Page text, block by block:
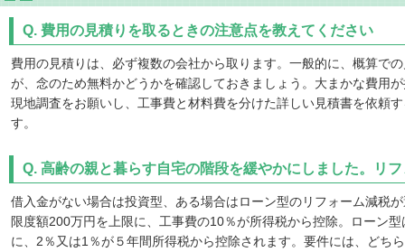
Q. 費用の見積りを取るときの注意点を教えてください
費用の見積りは、必ず複数の会社から取ります。一般的に、概算で
が、念のため無料かどうかを確認しておきましょう。大まかな費用
現地調査をお願いし、工事費と材料費を分けた詳しい見積書を依頼
す。
Q. 高齢の親と暮らす自宅の階段を緩やかにしました。リ
借入金がない場合は投資型、ある場合はローン型のリフォーム減税
限度額200万円を上限に、工事費の10％が所得税から控除。ローン
に、2％又は1％が５年間所得税から控除されます。要件には、どち